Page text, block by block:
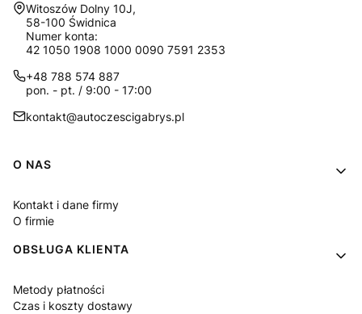
Adres:
Witoszów Dolny 10J,
58-100 Świdnica
Numer konta:
42 1050 1908 1000 0090 7591 2353
+48 788 574 887
pon. - pt. / 9:00 - 17:00
kontakt@autoczescigabrys.pl
Linki w stopce
O NAS
Kontakt i dane firmy
O firmie
OBSŁUGA KLIENTA
Metody płatności
Czas i koszty dostawy